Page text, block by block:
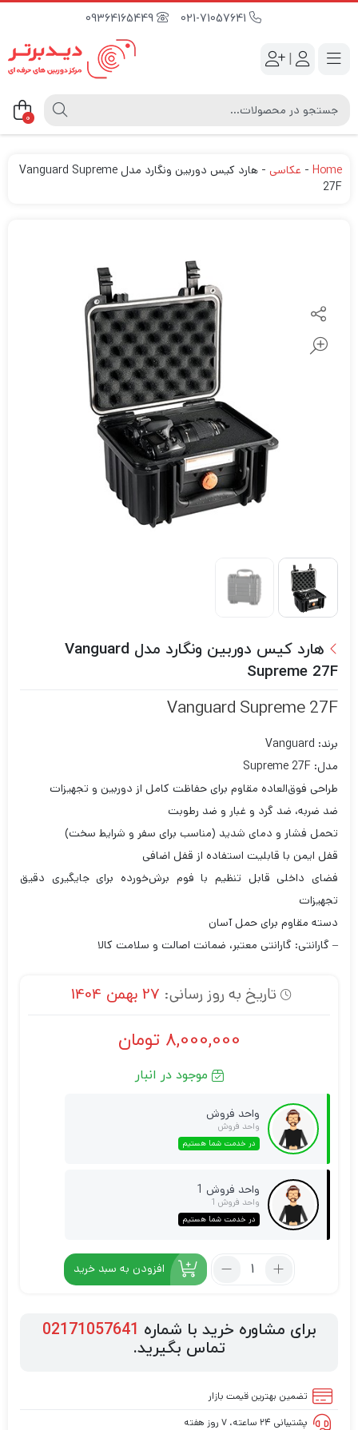
09364165449
|
0
Home
- عکاسی -
هارد کیس دوربین ونگارد مدل Vanguard Supreme
27F
هارد کیس دوربین ونگارد مدل Vanguard
Supreme 27F
Vanguard Supreme 27F
برند: Vanguard
مدل: Supreme 27F
طراحی فوق‌العاده مقاوم برای حفاظت کامل از دوربین و تجهیزات
ضد ضربه، ضد گرد و غبار و ضد رطوبت
تحمل فشار و دمای شدید (مناسب برای سفر و شرایط سخت)
قفل ایمن با قابلیت استفاده از قفل اضافی
فضای داخلی قابل تنظیم با فوم برش‌خورده برای جایگیری دقیق
تجهیزات
دسته مقاوم برای حمل آسان
– گارانتی: گارانتی معتبر، ضمانت اصالت و سلامت کالا
تاریخ به روز رسانی: 27 بهمن 1404
8,000,000 تومان
موجود در انبار
واحد فروش
واحد فروش
در خدمت شما هستیم
واحد فروش 1
واحد فروش 1
در خدمت شما هستیم
افزودن به سبد خرید
برای مشاوره خرید با شماره 02171057641
تماس بگیرید.
تضمین بهترین قیمت بازار
پشتیبانی ۲۴ ساعته، ۷ روز هفته